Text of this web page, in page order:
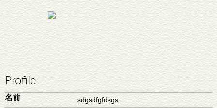
Profile
名前 sdgsdfgfdsgs